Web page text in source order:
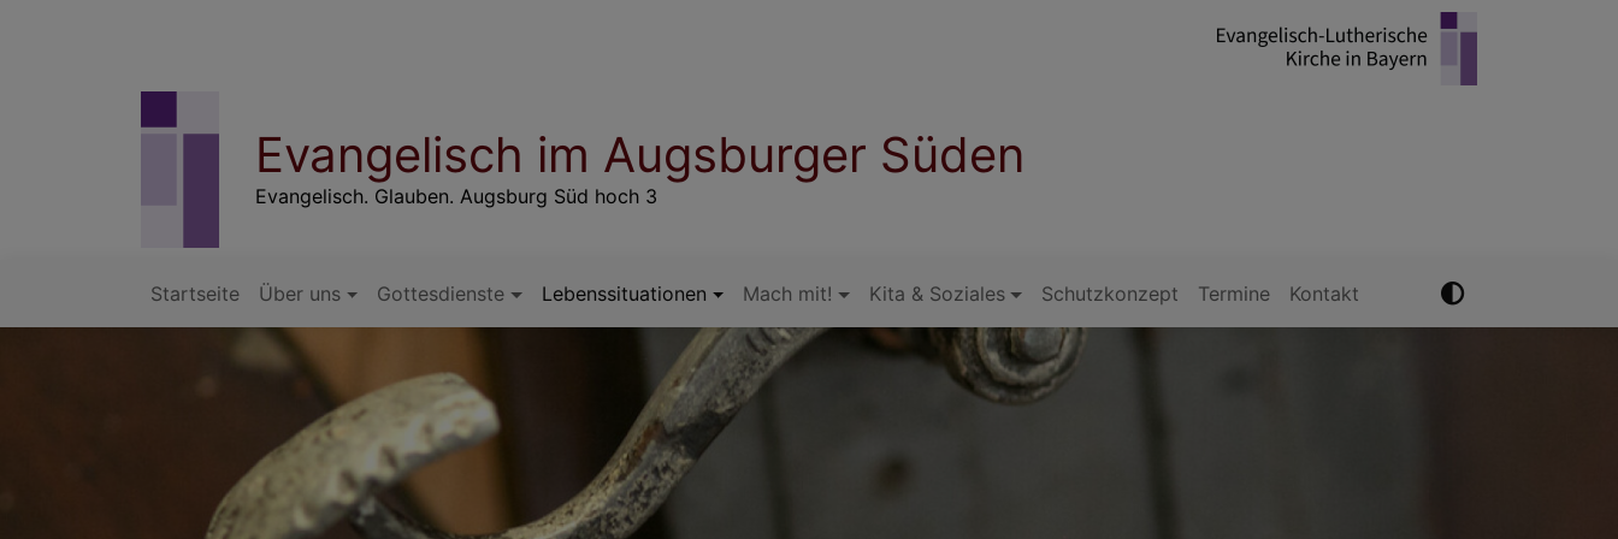
Evangelisch im Augsburger Süden
Evangelisch. Glauben. Augsburg Süd hoch 3
Hauptnavigation
Startseite Über uns Gottesdienste Lebenssituationen Mach mit! Kita & Soziales Schutzkonzept Termine Kontakt